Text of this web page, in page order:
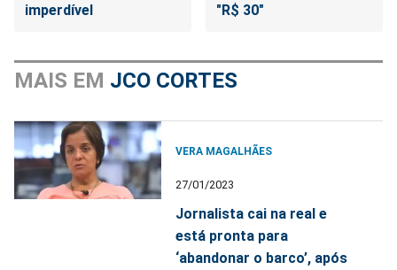
imperdível
"R$ 30"
MAIS EM JCO CORTES
VERA MAGALHÃES
27/01/2023
Jornalista cai na real e
está pronta para
‘abandonar o barco’, após